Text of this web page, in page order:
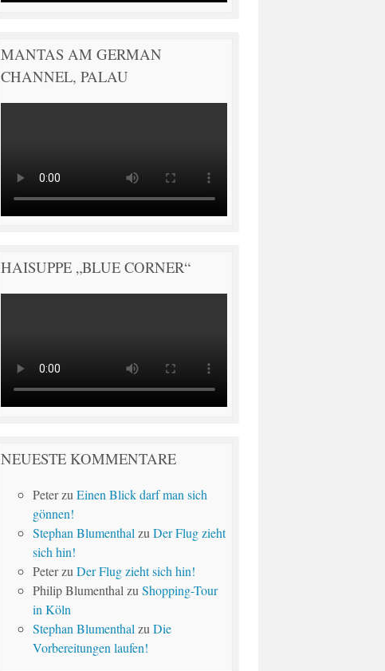
MANTAS AM GERMAN
CHANNEL, PALAU
HAISUPPE „BLUE CORNER“
NEUESTE KOMMENTARE
PeterzuEinen Blick darf man sich
gönnen!
Stephan Blumenthal zuDer Flug zieht
sich hin!
PeterzuDer Flug zieht sich hin!
Philip Blumenthal zuShopping-Tour
in Köln
Stephan Blumenthal zuDie
Vorbereitungen laufen!